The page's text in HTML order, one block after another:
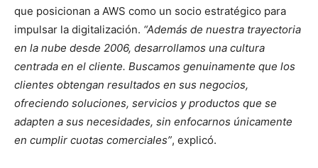
que posicionan a AWS como un socio estratégico para
impulsar la digitalización. “Además de nuestra trayectoria
en la nube desde 2006, desarrollamos una cultura
centrada en el cliente. Buscamos genuinamente que los
clientes obtengan resultados en sus negocios,
ofreciendo soluciones, servicios y productos que se
adapten a sus necesidades, sin enfocarnos únicamente
en cumplir cuotas comerciales”, explicó.